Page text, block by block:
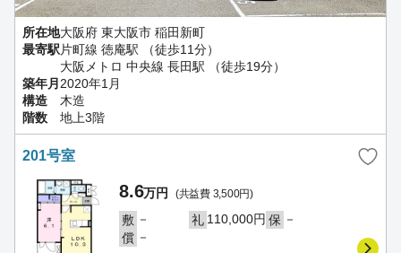
所在地大阪府 東大阪市 稲田新町
最寄駅片町線 徳庵駅 （徒歩11分）
大阪メトロ 中央線 長田駅 （徒歩19分）
築年月 2020年1月
構造
木造
階数
地上3階
201号室
8.6万円 (共益費 3,500円)
敷 － 礼 110,000円 保 －
償 －